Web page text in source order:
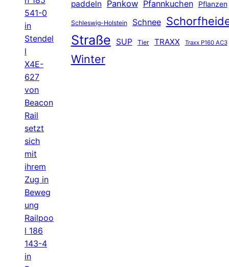
541-0
in
Stendel
l
X4E-
627
von
Beacon
Rail
setzt
sich
mit
ihrem
Zug in
Beweg
ung
Railpoo
l 186
143-4
in
paddeln Pankow Pfannkuchen Pflanzen
Schleswig-Holstein Schnee
Straße SUP Tier TRAXX Traxx P160 AC3
Winter